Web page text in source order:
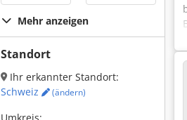
Mehr anzeigen
Standort
Ihr erkannter Standort:
Schweiz
(ändern)